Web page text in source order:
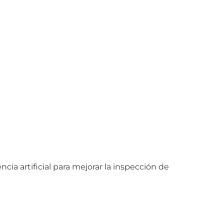
artificial para mejorar la inspección de